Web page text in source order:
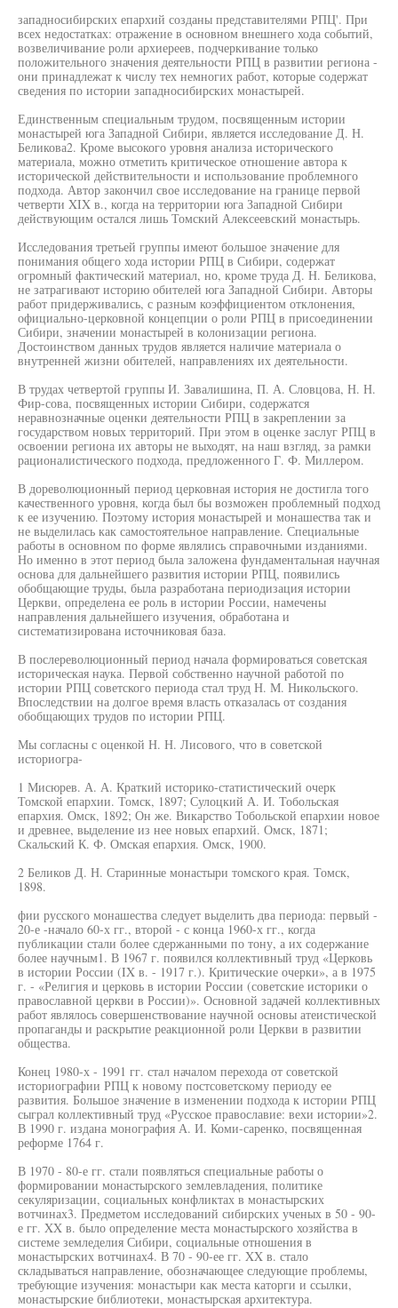
западносибирских епархий созданы представителями РПЦ'. При
всех недостатках: отражение в основном внешнего хода событий,
возвеличивание роли архиереев, подчеркивание только
положительного значения деятельности РПЦ в развитии региона -
они принадлежат к числу тех немногих работ, которые содержат
сведения по истории западносибирских монастырей.
Единственным специальным трудом, посвященным истории
монастырей юга Западной Сибири, является исследование Д. Н.
Беликова2. Кроме высокого уровня анализа исторического
материала, можно отметить критическое отношение автора к
исторической действительности и использование проблемного
подхода. Автор закончил свое исследование на границе первой
четверти XIX в., когда на территории юга Западной Сибири
действующим остался лишь Томский Алексеевский монастырь.
Исследования третьей группы имеют большое значение для
понимания общего хода истории РПЦ в Сибири, содержат
огромный фактический материал, но, кроме труда Д. Н. Беликова,
не затрагивают историю обителей юга Западной Сибири. Авторы
работ придерживались, с разным коэффициентом отклонения,
официально-церковной концепции о роли РПЦ в присоединении
Сибири, значении монастырей в колонизации региона.
Достоинством данных трудов является наличие материала о
внутренней жизни обителей, направлениях их деятельности.
В трудах четвертой группы И. Завалишина, П. А. Словцова, Н. Н.
Фир-сова, посвященных истории Сибири, содержатся
неравнозначные оценки деятельности РПЦ в закреплении за
государством новых территорий. При этом в оценке заслуг РПЦ в
освоении региона их авторы не выходят, на наш взгляд, за рамки
рационалистического подхода, предложенного Г. Ф. Миллером.
В дореволюционный период церковная история не достигла того
качественного уровня, когда был бы возможен проблемный подход
к ее изучению. Поэтому история монастырей и монашества так и
не выделилась как самостоятельное направление. Специальные
работы в основном по форме являлись справочными изданиями.
Но именно в этот период была заложена фундаментальная научная
основа для дальнейшего развития истории РПЦ, появились
обобщающие труды, была разработана периодизация истории
Церкви, определена ее роль в истории России, намечены
направления дальнейшего изучения, обработана и
систематизирована источниковая база.
В послереволюционный период начала формироваться советская
историческая наука. Первой собственно научной работой по
истории РПЦ советского периода стал труд Н. М. Никольского.
Впоследствии на долгое время власть отказалась от создания
обобщающих трудов по истории РПЦ.
Мы согласны с оценкой Н. Н. Лисового, что в советской
историогра-
1 Мисюрев. А. А. Краткий историко-статистический очерк
Томской епархии. Томск, 1897; Сулоцкий А. И. Тобольская
епархия. Омск, 1892; Он же. Викарство Тобольской епархии новое
и древнее, выделение из нее новых епархий. Омск, 1871;
Скальский К. Ф. Омская епархия. Омск, 1900.
2 Беликов Д. Н. Старинные монастыри томского края. Томск,
1898.
фии русского монашества следует выделить два периода: первый -
20-е -начало 60-х гг., второй - с конца 1960-х гг., когда
публикации стали более сдержанными по тону, а их содержание
более научным1. В 1967 г. появился коллективный труд «Церковь
в истории России (IX в. - 1917 г.). Критические очерки», а в 1975
г. - «Религия и церковь в истории России (советские историки о
православной церкви в России)». Основной задачей коллективных
работ являлось совершенствование научной основы атеистической
пропаганды и раскрытие реакционной роли Церкви в развитии
общества.
Конец 1980-х - 1991 гг. стал началом перехода от советской
историографии РПЦ к новому постсоветскому периоду ее
развития. Большое значение в изменении подхода к истории РПЦ
сыграл коллективный труд «Русское православие: вехи истории»2.
В 1990 г. издана монография А. И. Коми-саренко, посвященная
реформе 1764 г.
В 1970 - 80-е гг. стали появляться специальные работы о
формировании монастырского землевладения, политике
секуляризации, социальных конфликтах в монастырских
вотчинах3. Предметом исследований сибирских ученых в 50 - 90-
е гг. XX в. было определение места монастырского хозяйства в
системе земледелия Сибири, социальные отношения в
монастырских вотчинах4. В 70 - 90-ее гг. XX в. стало
складываться направление, обозначающее следующие проблемы,
требующие изучения: монастыри как места каторги и ссылки,
монастырские библиотеки, монастырская архитектура.